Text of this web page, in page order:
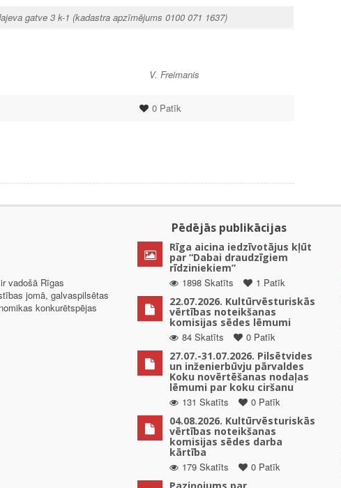
gatve 3 k-1 (kadastra apzīmējums 0100 071 1637)
V. Freimanis
0Patīk
vadošā Rīgas
jomā, galvaspilsētas
konkurētspējas
Pēdējās publikācijas
Rīga aicina iedzīvotājus kļūt
par “Dabai draudzīgiem
rīdziniekiem”
1898 Skatīts
1 Patīk
22.07.2026. Kultūrvēsturiskās
vērtības noteikšanas
komisijas sēdes lēmumi
84 Skatīts
0 Patīk
27.07.-31.07.2026. Pilsētvides
un inženierbūvju pārvaldes
Koku novērtēšanas nodaļas
lēmumi par koku ciršanu
131 Skatīts
0 Patīk
04.08.2026. Kultūrvēsturiskās
vērtības noteikšanas
komisijas sēdes darba
kārtība
179 Skatīts
0 Patīk